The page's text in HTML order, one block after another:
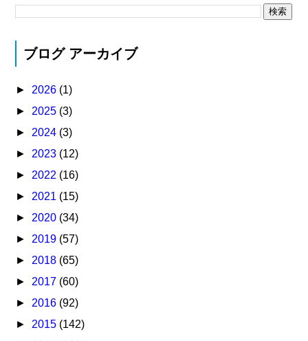
ブログ アーカイブ
► 2026 (1)
► 2025 (3)
► 2024 (3)
► 2023 (12)
► 2022 (16)
► 2021 (15)
► 2020 (34)
► 2019 (57)
► 2018 (65)
► 2017 (60)
► 2016 (92)
► 2015 (142)